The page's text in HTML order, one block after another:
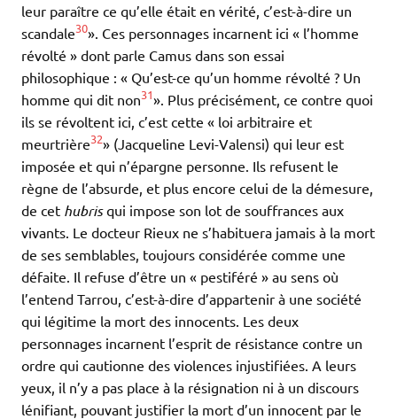
leur paraître ce qu’elle était en vérité, c’est-à-dire un
scandale30». Ces personnages incarnent ici « l’homme
révolté » dont parle Camus dans son essai
philosophique : « Qu’est-ce qu’un homme révolté ? Un
homme qui dit non31». Plus précisément, ce contre quoi
ils se révoltent ici, c’est cette « loi arbitraire et
meurtrière32» (Jacqueline Levi-Valensi) qui leur est
imposée et qui n’épargne personne. Ils refusent le
règne de l’absurde, et plus encore celui de la démesure,
de cet hubrisqui impose son lot de souffrances aux
vivants. Le docteur Rieux ne s’habituera jamais à la mort
de ses semblables, toujours considérée comme une
défaite. Il refuse d’être un « pestiféré » au sens où
l’entend Tarrou, c’est-à-dire d’appartenir à une société
qui légitime la mort des innocents. Les deux
personnages incarnent l’esprit de résistance contre un
ordre qui cautionne des violences injustifiées. A leurs
yeux, il n’y a pas place à la résignation ni à un discours
lénifiant, pouvant justifier la mort d’un innocent par le